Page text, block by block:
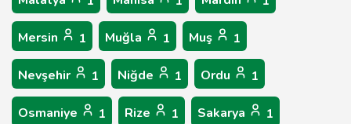
Mersin 1 Muğla 1 Muş 1
Nevşehir 1 Niğde 1 Ordu 1
Osmaniye 1 Rize 1 Sakarya 1